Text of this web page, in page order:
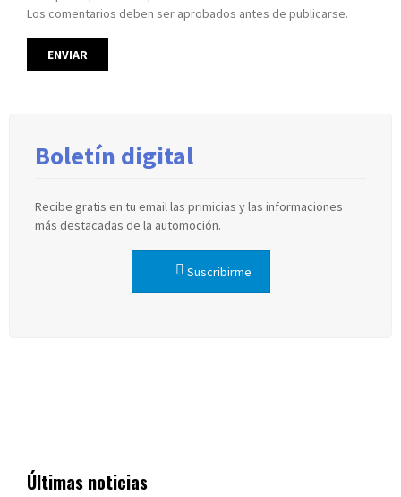
Los comentarios deben ser aprobados antes de publicarse.
Boletín digital
Recibe gratis en tu email las primicias y las informaciones
más destacadas de la automoción.
Suscribirme
Últimas noticias